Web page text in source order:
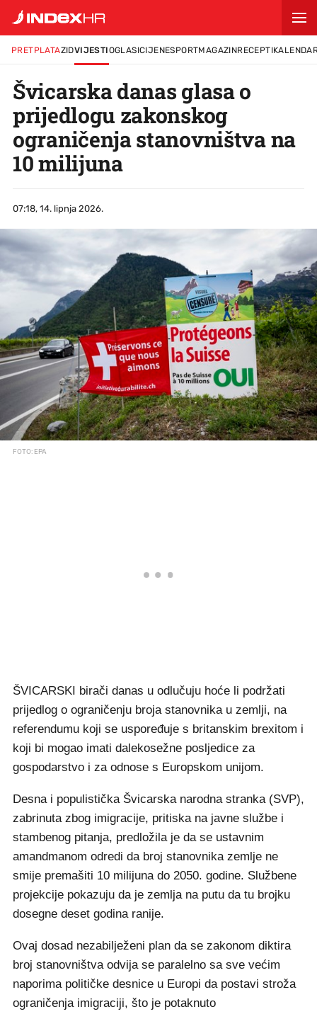
PRETPLATAZIDVIJESTIOGLASICIJENESPORTMAGAZINRECEPTI
Švicarska danas glasa o
prijedlogu zakonskog
ograničenja stanovništva na
10 milijuna
07:18, 14. lipnja 2026.
FOTO: EPA
ŠVICARSKI birači danas u odlučuju hoće li podržati
prijedlog o ograničenju broja stanovnika u zemlji, na
referendumu koji se uspoređuje s britanskim brexitom i
koji bi mogao imati dalekosežne posljedice za
gospodarstvo i za odnose s Europskom unijom.
Desna i populistička Švicarska narodna stranka (SVP),
zabrinuta zbog imigracije, pritiska na javne službe i
stambenog pitanja, predložila je da se ustavnim
amandmanom odredi da broj stanovnika zemlje ne
smije premašiti 10 milijuna do 2050. godine. Službene
projekcije pokazuju da je zemlja na putu da tu brojku
dosegne deset godina ranije.
Ovaj dosad nezabilježeni plan da se zakonom diktira
broj stanovništva odvija se paralelno sa sve većim
naporima političke desnice u Europi da postavi stroža
ograničenja imigraciji, što je potaknuto